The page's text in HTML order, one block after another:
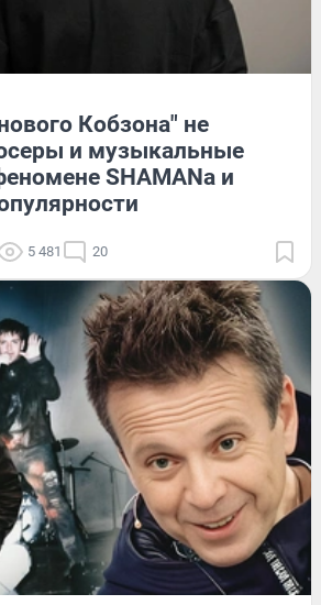
Кобзона" не
и музыкальные
SHAMANа и
5 481 20